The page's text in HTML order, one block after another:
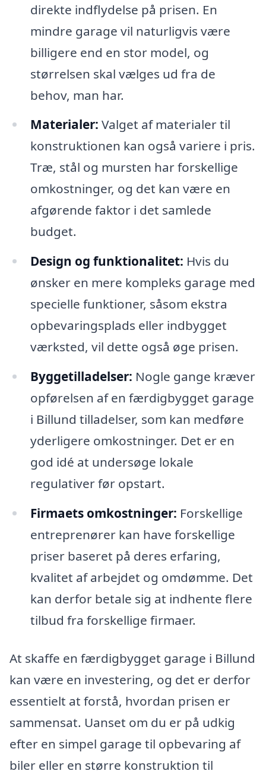
direkte indflydelse på prisen. En
mindre garage vil naturligvis være
billigere end en stor model, og
størrelsen skal vælges ud fra de
behov, man har.
Materialer: Valget af materialer til
konstruktionen kan også variere i pris.
Træ, stål og mursten har forskellige
omkostninger, og det kan være en
afgørende faktor i det samlede
budget.
Design og funktionalitet: Hvis du
ønsker en mere kompleks garage med
specielle funktioner, såsom ekstra
opbevaringsplads eller indbygget
værksted, vil dette også øge prisen.
Byggetilladelser: Nogle gange kræver
opførelsen af en færdigbygget garage
i Billund tilladelser, som kan medføre
yderligere omkostninger. Det er en
god idé at undersøge lokale
regulativer før opstart.
Firmaets omkostninger: Forskellige
entreprenører kan have forskellige
priser baseret på deres erfaring,
kvalitet af arbejdet og omdømme. Det
kan derfor betale sig at indhente flere
tilbud fra forskellige firmaer.
At skaffe en færdigbygget garage i Billund
kan være en investering, og det er derfor
essentielt at forstå, hvordan prisen er
sammensat. Uanset om du er på udkig
efter en simpel garage til opbevaring af
biler eller en større konstruktion til